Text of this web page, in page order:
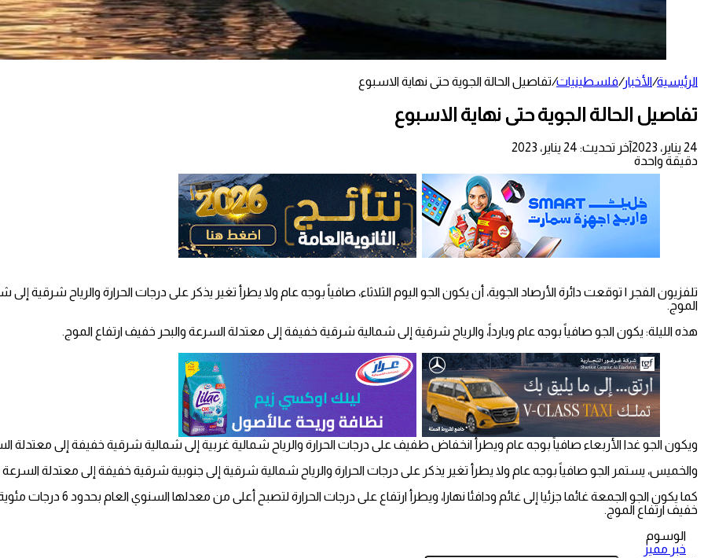
الرئيسية/الأخبار/فلسطينيات/تفاصيل الحالة الجوية حتى نهاية الاسبوع
تفاصيل الحالة الجوية حتى نهاية الاسبوع
24 يناير، 2023
آخر تحديث: 24 يناير، 2023
دقيقة واحدة
تلفزيون الفجر | توقعت دائرة الأرصاد الجوية، أن يكون الجو اليوم الثلاثاء، صافياً بوجه عام ولا يطرأ تغير يذكر على درجات الحرارة والرياح شرقية
الموج.
هذه الليلة: يكون الجو صافياً بوجه عام وبارداً، والرياح شرقية إلى شمالية شرقية خفيفة إلى معتدلة السرعة والبحر خفيف ارتفاع الموج.
ويكون الجو غدا الأربعاء صافياً بوجه عام ويطرأ انخفاض طفيف على درجات الحرارة والرياح شمالية غربية إلى شمالية شرقية خفيفة إلى معتدلة
والخميس، يستمر الجو صافياً بوجه عام ولا يطرأ تغير يذكر على درجات الحرارة والرياح شمالية شرقية إلى جنوبية شرقية خفيفة إلى معتدلة السرعة
كما يكون الجو الجمعة غائما جزئيا
خفيف ارتفاع الموج.
الوسوم
خبر مميز